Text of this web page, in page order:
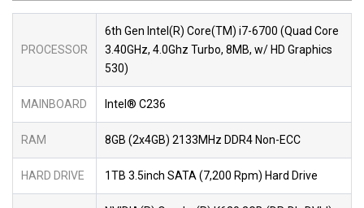
PROCESSOR
6th Gen Intel(R) Core(TM) i7-6700 (Quad Core
3.40GHz, 4.0Ghz Turbo, 8MB, w/ HD Graphics
530)
MAINBOARD Intel® C236
RAM 8GB (2x4GB) 2133MHz DDR4 Non-ECC
HARD DRIVE 1TB 3.5inch SATA (7,200 Rpm) Hard Drive